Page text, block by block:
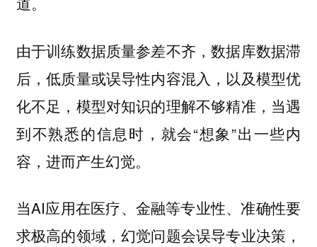
由于训练数据质量参差不齐，数据库数据滞
后，低质量或误导性内容混入，以及模型优
化不足，模型对知识的理解不够精准，当遇
到不熟悉的信息时，就会“想象”出一些内
容，进而产生幻觉。
当AI应用在医疗、金融等专业性、准确性要
求极高的领域，幻觉问题会误导专业决策，